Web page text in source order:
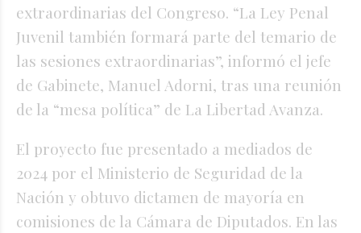
extraordinarias del Congreso. “La Ley Penal
Juvenil también formará parte del temario de
las sesiones extraordinarias”, informó el jefe
de Gabinete, Manuel Adorni, tras una reunión
de la “mesa política” de La Libertad Avanza.
El proyecto fue presentado a mediados de
2024 por el Ministerio de Seguridad de la
Nación y obtuvo dictamen de mayoría en
comisiones de la Cámara de Diputados. En las